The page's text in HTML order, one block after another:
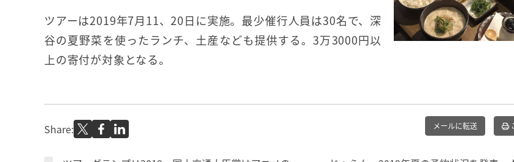
ツアーは2019年7月11、20日に実施。最少催行人員は30名で、深
谷の夏野菜を使ったランチ、土産なども提供する。3万3000円以
上の寄付が対象となる。
Share: メールに転送